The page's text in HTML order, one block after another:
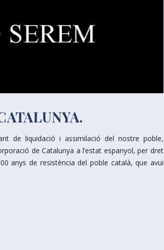
de liquidació i assimilació del nostre poble,
de Catalunya a l’estat espanyol, per dret
anys de resistència del poble català, que avui